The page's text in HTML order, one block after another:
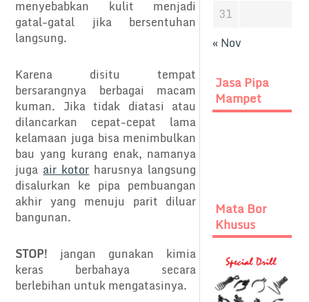
menyebabkan kulit menjadi
gatal-gatal jika bersentuhan
langsung.
Karena disitu tempat
bersarangnya berbagai macam
kuman. Jika tidak diatasi atau
dilancarkan cepat-cepat lama
kelamaan juga bisa menimbulkan
bau yang kurang enak, namanya
juga air kotor harusnya langsung
disalurkan ke pipa pembuangan
akhir yang menuju parit diluar
bangunan.
STOP! jangan gunakan kimia
keras berbahaya secara
berlebihan untuk mengatasinya.
31
« Nov
Jasa Pipa
Mampet
Mata Bor
Khusus